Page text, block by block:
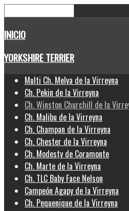
INICIO
YORKSHIRE TERRIER
Multi Ch. Melva de la Virreyna
Ch. Pekin de la Virreyna
Ch. Winston Churchill de la
Ch. Malibu de la Virreyna
Ch. Champan de la Virreyna
Ch. Chester de la Virreyna
Ch. Modesty de Coramonte
Ch. Marte de la Virreyna
Ch. TLC Baby Face Nelson
Campeón Agapy de la Virreyna
Ch. Pequenique de la Virreyna